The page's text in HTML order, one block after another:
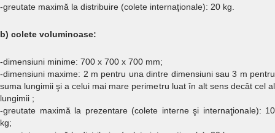
-greutate maximă la distribuire (colete internaţionale): 20 kg.
b) colete voluminoase:
-dimensiuni minime: 700 x 700 x 700 mm;
-dimensiuni maxime: 2 m pentru una dintre dimensiuni sau 3 m pentru
suma lungimii şi a celui mai mare perimetru luat în alt sens decât cel al
lungimii ;
-greutate maximă la prezentare (colete interne şi internaţionale): 10
kg;